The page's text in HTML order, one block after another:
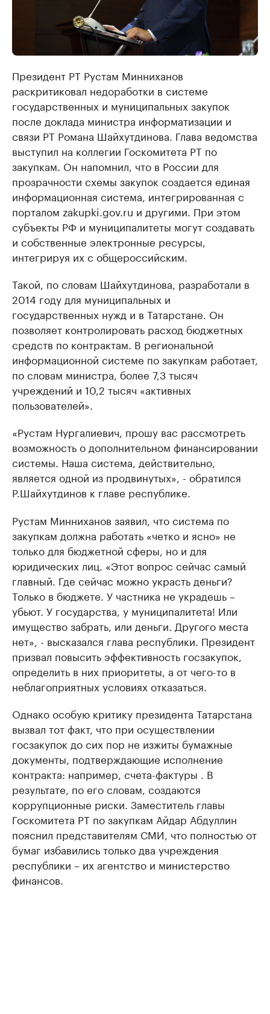
Президент РТ Рустам Минниханов
раскритиковал недоработки в системе
государственных и муниципальных закупок
после доклада министра информатизации и
связи РТ Романа Шайхутдинова. Глава ведомства
выступил на коллегии Госкомитета РТ по
закупкам. Он напомнил, что в России для
прозрачности схемы закупок создается единая
информационная система, интегрированная с
порталом zakupki.gov.ru и другими. При этом
субъекты РФ и муниципалитеты могут создавать
и собственные электронные ресурсы,
интегрируя их с общероссийским.
Такой, по словам Шайхутдинова, разработали в
2014 году для муниципальных и
государственных нужд и в Татарстане. Он
позволяет контролировать расход бюджетных
средств по контрактам. В региональной
информационной системе по закупкам работает,
по словам министра, более 7,3 тысяч
учреждений и 10,2 тысяч «активных
пользователей».
«Рустам Нургалиевич, прошу вас рассмотреть
возможность о дополнительном финансировании
системы. Наша система, действительно,
является одной из продвинутых», - обратился
Р.Шайхутдинов к главе республике.
Рустам Минниханов заявил, что система по
закупкам должна работать «четко и ясно» не
только для бюджетной сферы, но и для
юридических лиц. «Этот вопрос сейчас самый
главный. Где сейчас можно украсть деньги?
Только в бюджете. У частника не украдешь –
убьют. У государства, у муниципалитета! Или
имущество забрать, или деньги. Другого места
нет», - высказался глава республики. Президент
призвал повысить эффективность госзакупок,
определить в них приоритеты, а от чего-то в
неблагоприятных условиях отказаться.
Однако особую критику президента Татарстана
вызвал тот факт, что при осуществлении
госзакупок до сих пор не изжиты бумажные
документы, подтверждающие исполнение
контракта: например, счета-фактуры . В
результате, по его словам, создаются
коррупционные риски. Заместитель главы
Госкомитета РТ по закупкам Айдар Абдуллин
пояснил представителям СМИ, что полностью от
бумаг избавились только два учреждения
республики – их агентство и министерство
финансов.